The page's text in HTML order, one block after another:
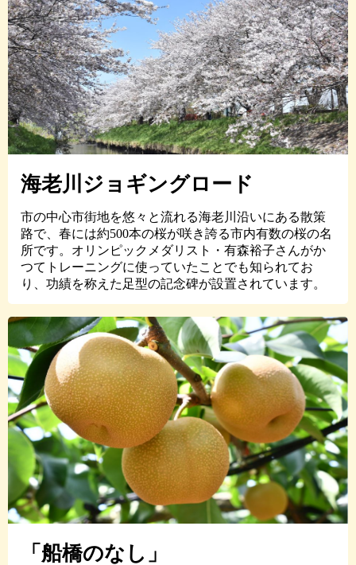
海老川ジョギングロード
市の中心市街地を悠々と流れる海老川沿いにある散策
路で、春には約500本の桜が咲き誇る市内有数の桜の名
所です。オリンピックメダリスト・有森裕子さんがか
つてトレーニングに使っていたことでも知られてお
り、功績を称えた足型の記念碑が設置されています。
「船橋のなし」